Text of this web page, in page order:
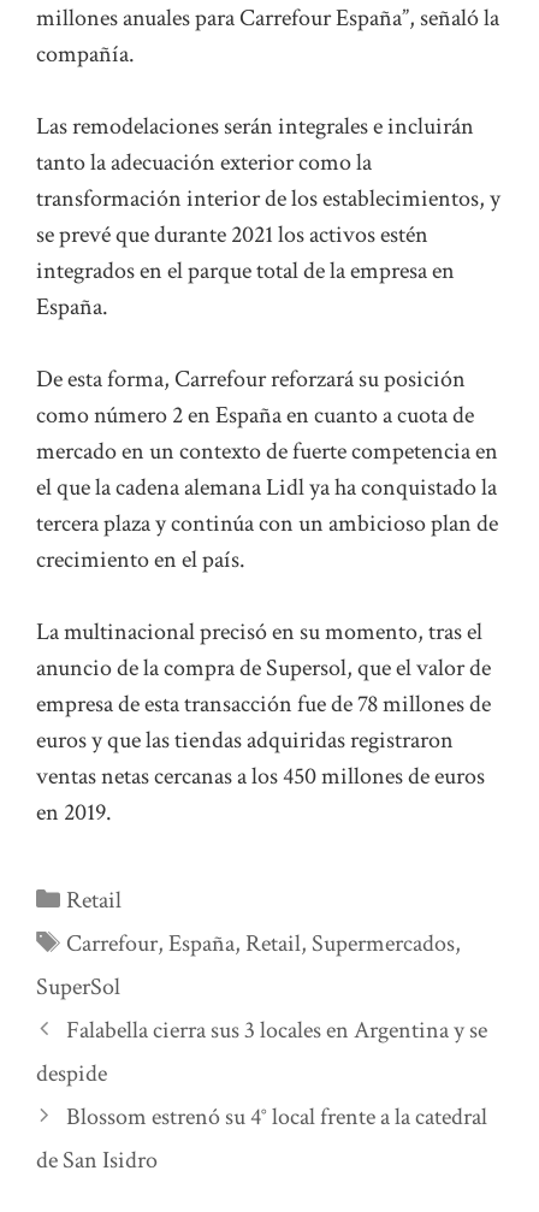
millones anuales para Carrefour España”, señaló la
compañía.
Las remodelaciones serán integrales e incluirán
tanto la adecuación exterior como la
transformación interior de los establecimientos, y
se prevé que durante 2021 los activos estén
integrados en el parque total de la empresa en
España.
De esta forma, Carrefour reforzará su posición
como número 2 en España en cuanto a cuota de
mercado en un contexto de fuerte competencia en
el que la cadena alemana Lidl ya ha conquistado la
tercera plaza y continúa con un ambicioso plan de
crecimiento en el país.
La multinacional precisó en su momento, tras el
anuncio de la compra de Supersol, que el valor de
empresa de esta transacción fue de 78 millones de
euros y que las tiendas adquiridas registraron
ventas netas cercanas a los 450 millones de euros
en 2019.
Categorías
Retail
Etiquetas
Carrefour,España, Retail, Supermercados,
SuperSol
Falabella cierra sus 3 locales en Argentina y se
despide
Blossom estrenó su 4° local frente a la catedral
de San Isidro